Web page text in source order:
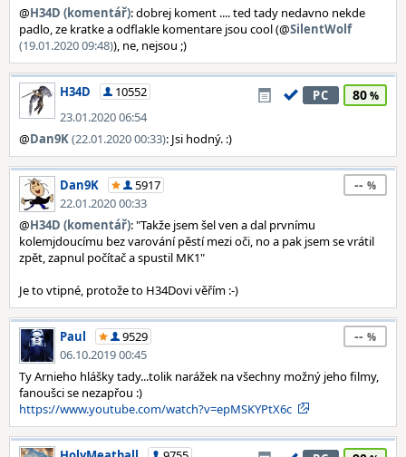
@H34D (komentář): dobrej koment .... ted tady nedavno nekde
padlo, ze kratke a odflakle komentare jsou cool (@SilentWolf
(19.01.2020 09:48)), ne, nejsou ;)
H34D
10552
23.01.2020 06:54
PC 80
@Dan9K(22.01.2020 00:33): Jsi hodný. :)
Dan9K
5917
22.01.2020 00:33
--
@H34D (komentář): "Takže jsem šel ven a dal prvnímu
kolemjdoucímu bez varování pěstí mezi oči, no a pak jsem se vrátil
zpět, zapnul počítač a spustil MK1"
Je to vtipné, protože to H34Dovi věřím :-)
Paul
9529
06.10.2019 00:45
--
Ty Arnieho hlášky tady...tolik narážek na všechny možný jeho filmy,
fanoušci se nezapřou :)
https://www.youtube.com/watch?v=epMSKYPtX6c